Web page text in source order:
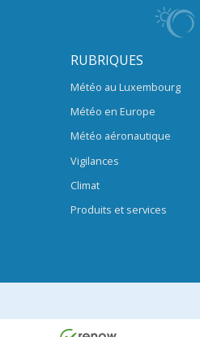
RUBRIQUES
Météo au Luxembourg
Météo en Europe
Météo aéronautique
Vigilances
Climat
Produits et services